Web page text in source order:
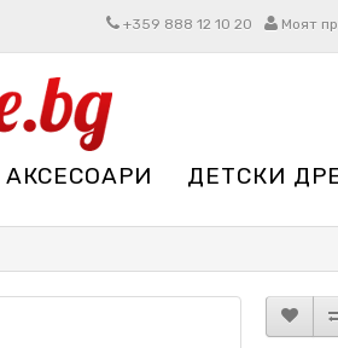
+359 888 12 10 20 Моят
АКСЕСОАРИ ДЕТСКИ